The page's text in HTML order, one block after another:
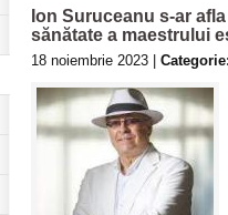
Ion Suruceanu s-ar
sănătate a maestrului
18 noiembrie 2023 |